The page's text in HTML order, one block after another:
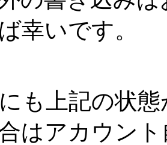
幸いです。
も上記の状態
はアカウント